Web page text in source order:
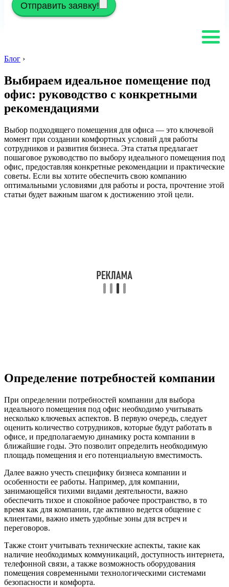
Отправить заявку!
Блог ›
Выбираем идеальное помещение под
офис: руководство с конкретными
рекомендациями
Выбор подходящего помещения для офиса — это ключевой
момент при создании комфортных условий для работы
сотрудников и развития бизнеса. Эта статья предлагает
пошаговое руководство по выбору идеального помещения под
офис, предоставляя конкретные рекомендации и практические
советы. Если вы хотите обеспечить свою компанию
оптимальными условиями для работы и роста, прочтение этой
статьи будет важным шагом к достижению этой цели.
Определение потребностей компании
При определении потребностей компании для выбора
идеального помещения под офис необходимо учитывать
несколько ключевых аспектов. В первую очередь, следует
оценить количество сотрудников, которые будут работать в
офисе, и предполагаемую динамику роста компании в
ближайшие годы. Это позволит определить необходимую
площадь помещения и его потенциальную вместимость.
Далее важно учесть специфику бизнеса компании и
особенности ее работы. Например, для компании,
занимающейся тихими видами деятельности, важно
обеспечить тихое и спокойное рабочее пространство, в то
время как для компании, где активно ведется общение с
клиентами, важно иметь удобные зоны для встреч и
переговоров.
Также стоит учитывать технические аспекты, такие как
наличие необходимых коммуникаций, доступность интернета,
телефонной связи, а также возможность оборудования
помещения современными технологическими системами
безопасности и комфорта.